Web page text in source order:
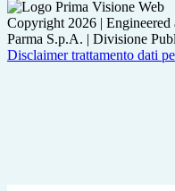
Copyright 2026 |
Parma S.p.A. | Divisione
Disclaimer trattamento dati